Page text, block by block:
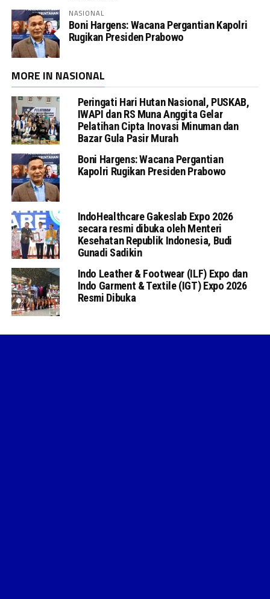
NASIONAL
Boni Hargens: Wacana Pergantian Kapolri
Rugikan Presiden Prabowo
MORE IN NASIONAL
Peringati Hari Hutan Nasional, PUSKAB,
IWAPI dan RS Muna Anggita Gelar
Pelatihan Cipta Inovasi Minuman dan
Bazar Gula Pasir Murah
Boni Hargens: Wacana Pergantian
Kapolri Rugikan Presiden Prabowo
IndoHealthcare Gakeslab Expo 2026
secara resmi dibuka oleh Menteri
Kesehatan Republik Indonesia, Budi
Gunadi Sadikin
Indo Leather & Footwear (ILF) Expo dan
Indo Garment & Textile (IGT) Expo 2026
Resmi Dibuka